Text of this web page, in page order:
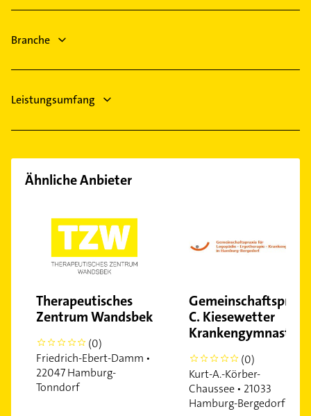
Reinbek
Pinneberg
Putzfrau
Bauunternehmen
Zahnarzt
Branche
Leistungsumfang
Ähnliche Anbieter
Therapeutisches
Zentrum Wandsbek
0
(0)
Friedrich-Ebert-Damm •
22047 Hamburg-
Tonndorf
C. Kiesewetter
Krankengymnastik
0
(0)
Kurt-A.-Körber-
Chaussee • 21033
Hamburg-Bergedorf